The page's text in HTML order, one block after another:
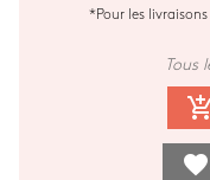
*Pour les
Tous
add_shopping_cart
favorite